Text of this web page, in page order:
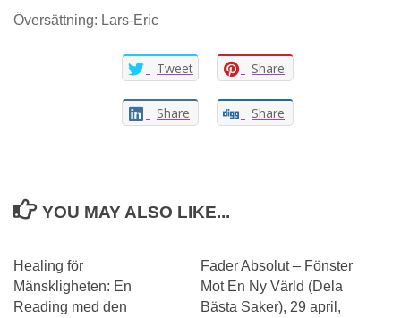
Översättning: Lars-Eric
Tweet Share
Share Share
YOU MAY ALSO LIKE...
Healing för
Mänskligheten: En
Reading med den
Fader Absolut – Fönster
Mot En Ny Värld (Dela
Bästa Saker), 29 april,